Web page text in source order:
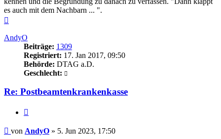
es auch mit dem Nachbarn ... ".
AndyO
Beiträge: 1309
Registriert: 17. Jan 2017, 09:50
Behörde: DTAG a.D.
Geschlecht:
Re: Postbeamtenkrankenkasse
Beitrag
von AndyO » 5. Jun 2023, 17:50